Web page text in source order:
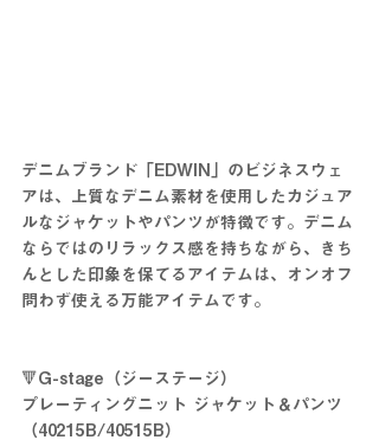
デニムブランド「EDWIN」のビジネスウェ
アは、上質なデニム素材を使用したカジュア
ルなジャケットやパンツが特徴です。デニム
ならではのリラックス感を持ちながら、きち
んとした印象を保てるアイテムは、オンオフ
問わず使える万能アイテムです。
🔻G-stage（ジーステージ）
プレーティングニット ジャケット＆パンツ
（40215B/40515B）